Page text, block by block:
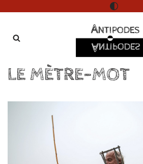
au
LE MÈTRE-MOT